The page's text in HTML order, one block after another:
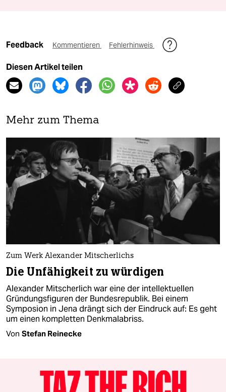
Feedback Kommentieren Fehlerhinweis
Diesen Artikel teilen
Mehr zum Thema
Zum Werk Alexander Mitscherlichs
Die Unfähigkeit zu würdigen
Alexander Mitscherlich war eine der intellektuellen
Gründungsfiguren der Bundesrepublik. Bei einem
Symposion in Jena drängt sich der Eindruck auf: Es geht
um einen kompletten Denkmalabriss.
Von Stefan Reinecke